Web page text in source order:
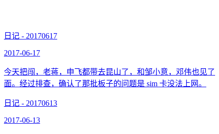
日记 - 20170617
2017-06-17
今天把闯，老蒋，申飞都带去昆山了，和邹小意，邓伟也见了
面。经过排查，确认了那批板子的问题是 sim 卡没法上网。
日记 - 20170613
2017-06-13